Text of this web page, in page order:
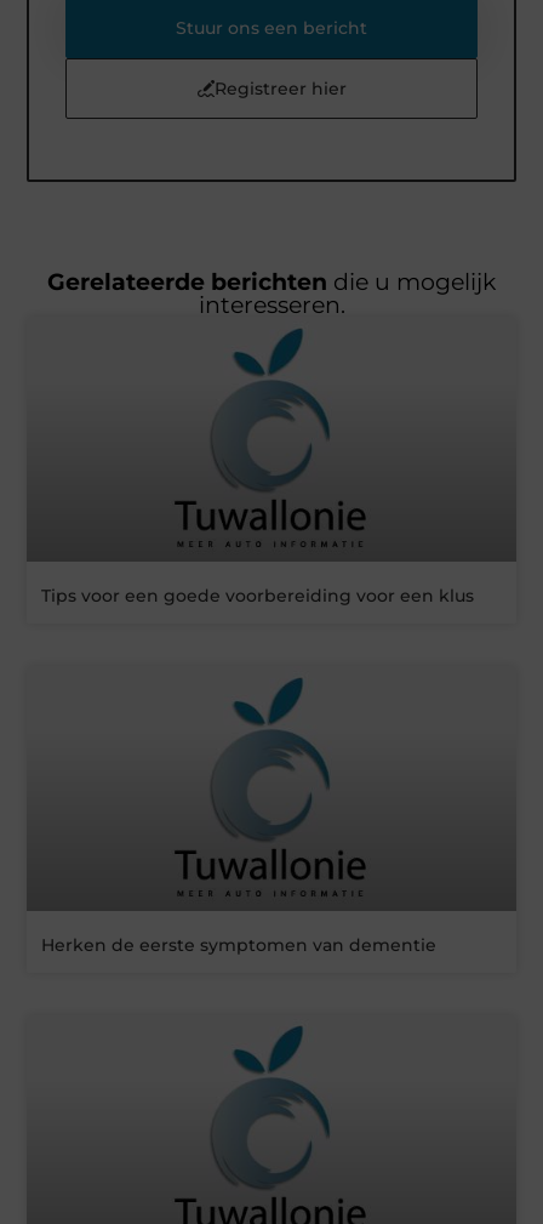
Stuur ons een bericht
Registreer hier
Gerelateerde berichten die u mogelijk
interesseren.
Tips voor een goede voorbereiding voor een klus
Herken de eerste symptomen van dementie